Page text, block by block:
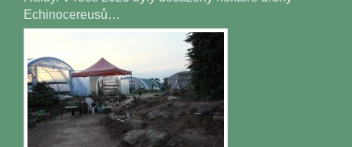
Echinocereusů…